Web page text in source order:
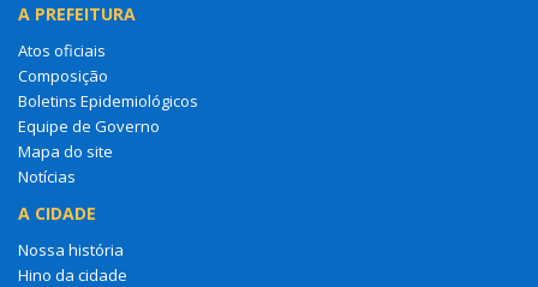
A PREFEITURA
Atos oficiais
Composição
Boletins Epidemiológicos
Equipe de Governo
Mapa do site
Notícias
A CIDADE
Nossa história
Hino da cidade